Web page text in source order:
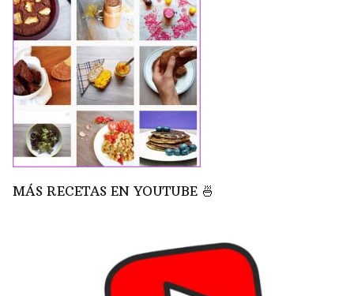
MÁS RECETAS EN YOUTUBE 🍜